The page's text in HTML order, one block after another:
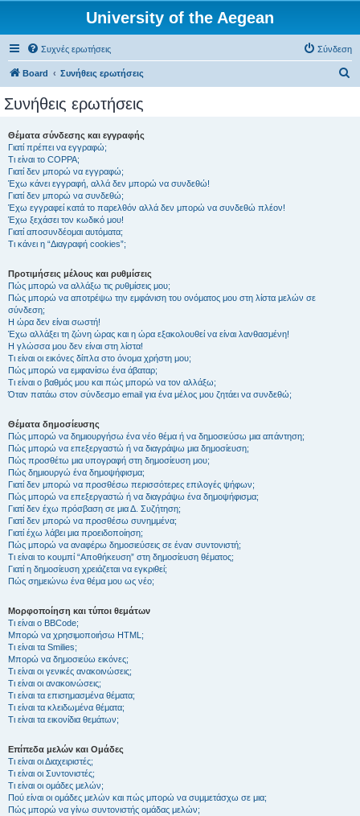
University of the Aegean
Συχνές ερωτήσεις Σύνδεση
Board Συνήθεις ερωτήσεις
Συνήθεις ερωτήσεις
Θέματα σύνδεσης και εγγραφής
Γιατί πρέπει να εγγραφώ;
Τι είναι το COPPA;
Γιατί δεν μπορώ να εγγραφώ;
Έχω κάνει εγγραφή, αλλά δεν μπορώ να συνδεθώ!
Γιατί δεν μπορώ να συνδεθώ;
Έχω εγγραφεί κατά το παρελθόν αλλά δεν μπορώ να συνδεθώ πλέον!
Έχω ξεχάσει τον κωδικό μου!
Γιατί αποσυνδέομαι αυτόματα;
Τι κάνει η “Διαγραφή cookies”;
Προτιμήσεις μέλους και ρυθμίσεις
Πώς μπορώ να αλλάξω τις ρυθμίσεις μου;
Πώς μπορώ να αποτρέψω την εμφάνιση του ονόματος μου στη λίστα μελών σε
σύνδεση;
Η ώρα δεν είναι σωστή!
Έχω αλλάξει τη ζώνη ώρας και η ώρα εξακολουθεί να είναι λανθασμένη!
Η γλώσσα μου δεν είναι στη λίστα!
Τι είναι οι εικόνες δίπλα στο όνομα χρήστη μου;
Πώς μπορώ να εμφανίσω ένα άβαταρ;
Τι είναι ο βαθμός μου και πώς μπορώ να τον αλλάξω;
Όταν πατάω στον σύνδεσμο email για ένα μέλος μου ζητάει να συνδεθώ;
Θέματα δημοσίευσης
Πώς μπορώ να δημιουργήσω ένα νέο θέμα ή να δημοσιεύσω μια απάντηση;
Πώς μπορώ να επεξεργαστώ ή να διαγράψω μια δημοσίευση;
Πώς προσθέτω μια υπογραφή στη δημοσίευση μου;
Πώς δημιουργώ ένα δημοψήφισμα;
Γιατί δεν μπορώ να προσθέσω περισσότερες επιλογές ψήφων;
Πώς μπορώ να επεξεργαστώ ή να διαγράψω ένα δημοψήφισμα;
Γιατί δεν έχω πρόσβαση σε μια Δ. Συζήτηση;
Γιατί δεν μπορώ να προσθέσω συνημμένα;
Γιατί έχω λάβει μια προειδοποίηση;
Πώς μπορώ να αναφέρω δημοσιεύσεις σε έναν συντονιστή;
Τι είναι το κουμπί “Αποθήκευση” στη δημοσίευση θέματος;
Γιατί η δημοσίευση χρειάζεται να εγκριθεί;
Πώς σημειώνω ένα θέμα μου ως νέο;
Μορφοποίηση και τύποι θεμάτων
Τι είναι ο BBCode;
Μπορώ να χρησιμοποιήσω HTML;
Τι είναι τα Smilies;
Μπορώ να δημοσιεύω εικόνες;
Τι είναι οι γενικές ανακοινώσεις;
Τι είναι οι ανακοινώσεις;
Τι είναι τα επισημασμένα θέματα;
Τι είναι τα κλειδωμένα θέματα;
Τι είναι τα εικονίδια θεμάτων;
Επίπεδα μελών και Ομάδες
Τι είναι οι Διαχειριστές;
Τι είναι οι Συντονιστές;
Τι είναι οι ομάδες μελών;
Πού είναι οι ομάδες μελών και πώς μπορώ να συμμετάσχω σε μια;
Πώς μπορώ να γίνω συντονιστής ομάδας μελών;